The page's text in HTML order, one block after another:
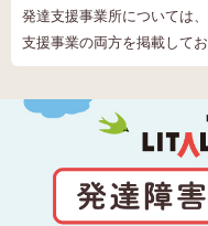
発達支援事業所については
支援事業の両方を掲載してお